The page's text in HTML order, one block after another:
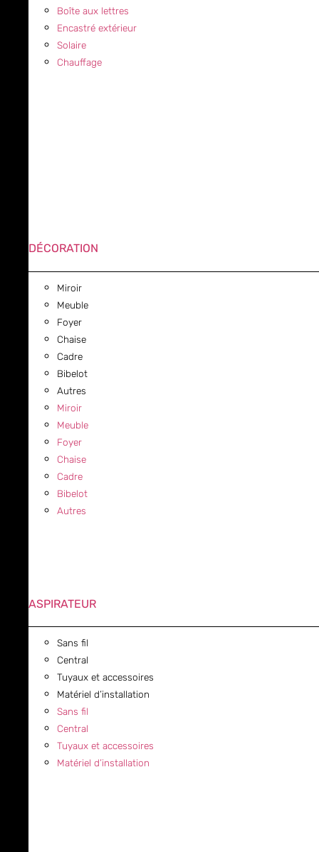
Boîte aux lettres
Encastré extérieur
Solaire
Chauffage
DÉCORATION
Miroir
Meuble
Foyer
Chaise
Cadre
Bibelot
Autres
Miroir
Meuble
Foyer
Chaise
Cadre
Bibelot
Autres
ASPIRATEUR
Sans fil
Central
Tuyaux et accessoires
Matériel d’installation
Sans fil
Central
Tuyaux et accessoires
Matériel d’installation